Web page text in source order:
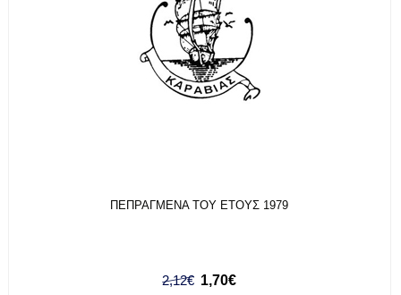
ΠΕΠΡΑΓΜΕΝΑ ΤΟΥ ΕΤΟΥΣ 1979
2,12€ 1,70€